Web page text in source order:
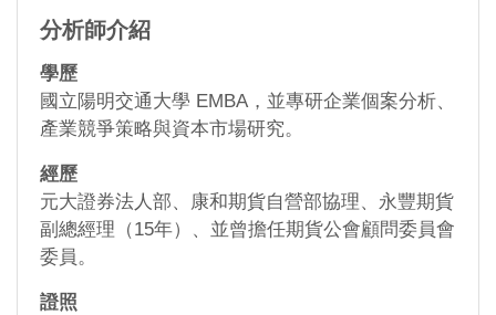
分析師介紹
學歷
國立陽明交通大學 EMBA，並專研企業個案分析、
產業競爭策略與資本市場研究。
經歷
元大證券法人部、康和期貨自營部協理、永豐期貨
副總經理（15年）、並曾擔任期貨公會顧問委員會
委員。
證照